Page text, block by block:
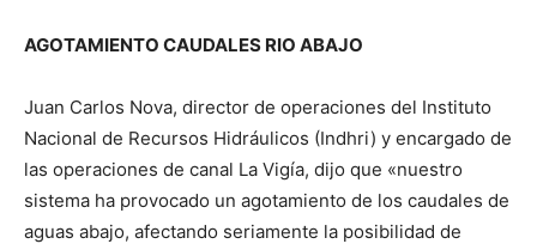
AGOTAMIENTO CAUDALES RIO ABAJO
Juan Carlos Nova, director de operaciones del Instituto
Nacional de Recursos Hidráulicos (Indhri) y encargado de
las operaciones de canal La Vigía, dijo que «nuestro
sistema ha provocado un agotamiento de los caudales de
aguas abajo, afectando seriamente la posibilidad de